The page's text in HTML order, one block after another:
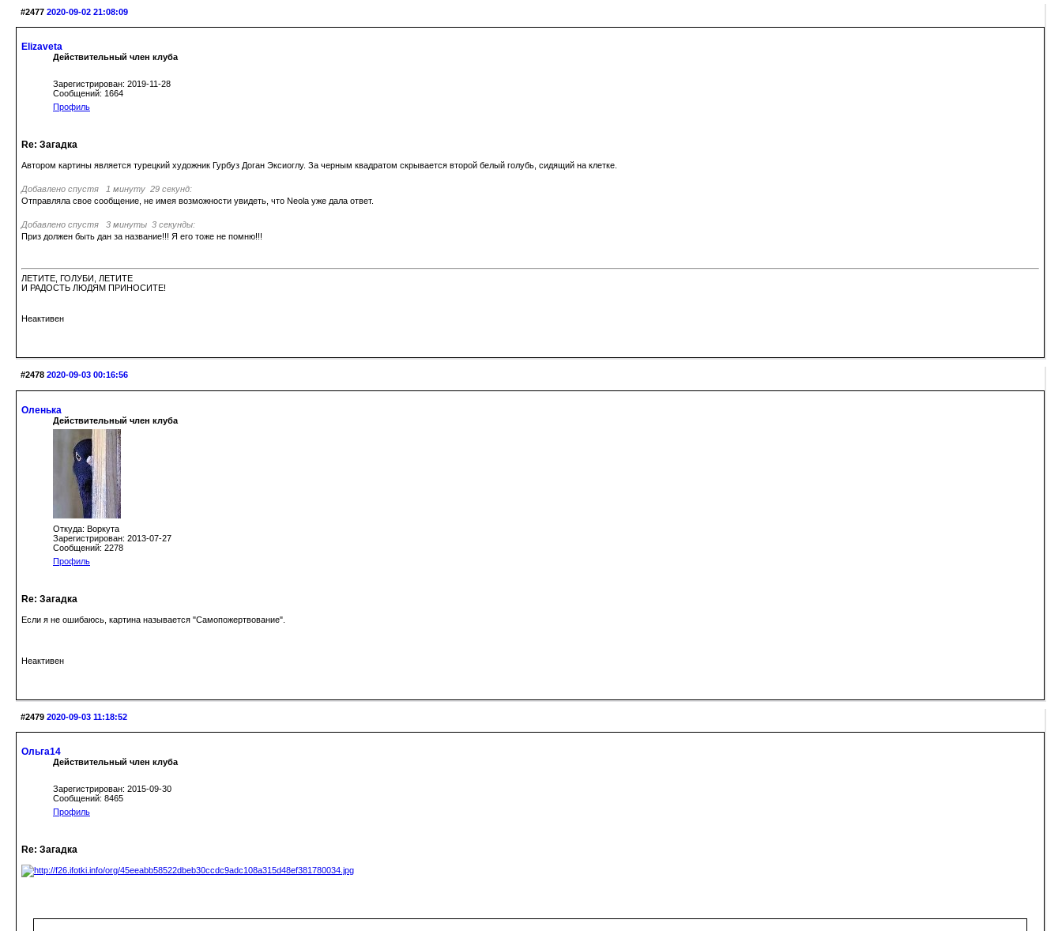
#2477 2020-09-02 21:08:09
Elizaveta
Действительный член клуба
Зарегистрирован: 2019-11-28
Сообщений: 1664
Профиль
Re: Загадка
Автором картины является турецкий художник Гурбуз Доган Эксиоглу. За черным квадратом скрывается второй белый голубь, сидящий на клетке.
Добавлено спустя 1 минуту 29 секунд:
Отправляла свое сообщение, не имея возможности увидеть, что Neola уже дала ответ.
Добавлено спустя 3 минуты 3 секунды:
Приз должен быть дан за название!!! Я его тоже не помню!!!
ЛЕТИТЕ, ГОЛУБИ, ЛЕТИТЕ
И РАДОСТЬ ЛЮДЯМ ПРИНОСИТЕ!
Неактивен
#2478 2020-09-03 00:16:56
Оленька
Действительный член клуба
Откуда: Воркута
Зарегистрирован: 2013-07-27
Сообщений: 2278
Профиль
Re: Загадка
Если я не ошибаюсь, картина называется "Самопожертвование".
Неактивен
#2479 2020-09-03 11:18:52
Ольга14
Действительный член клуба
Зарегистрирован: 2015-09-30
Сообщений: 8465
Профиль
Re: Загадка